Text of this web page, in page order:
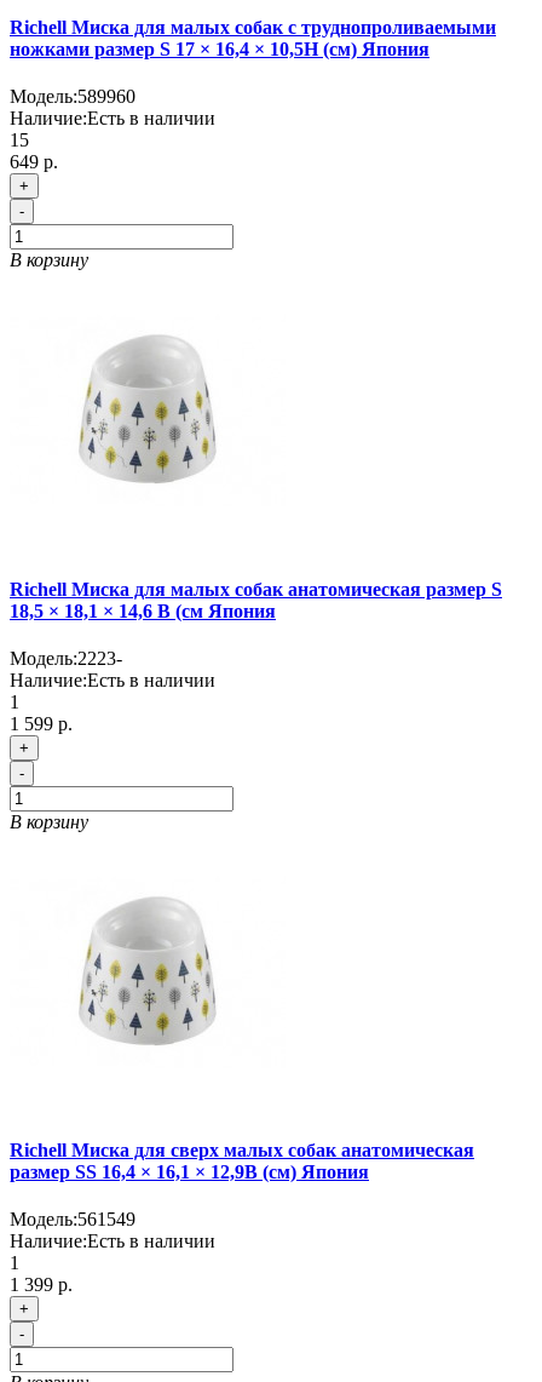
Richell Миска для малых собак с труднопроливаемыми
ножками размер S 17 × 16,4 × 10,5H (см) Япония
Модель:589960
Наличие:Есть в наличии
15
649 р.
+
-
В корзину
Richell Миска для малых собак анатомическая размер S
18,5 × 18,1 × 14,6 В (см Япония
Модель:2223-
Наличие:Есть в наличии
1
1 599 р.
+
-
В корзину
Richell Миска для сверх малых собак анатомическая
размер SS 16,4 × 16,1 × 12,9В (см) Япония
Модель:561549
Наличие:Есть в наличии
1
1 399 р.
+
-